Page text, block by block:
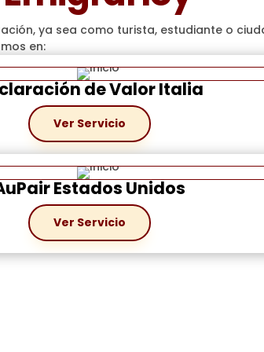
ya sea como turista, estudiante o
en:
de Valor Italia
Ver Servicio
Estados Unidos
Ver Servicio